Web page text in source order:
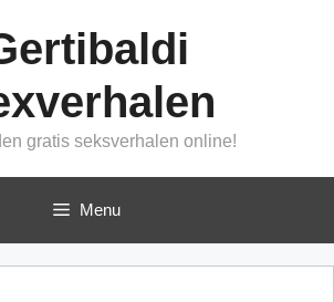
gratis seksverhalen online!
Menu